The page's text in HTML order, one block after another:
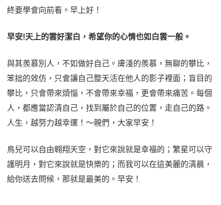
終要學會向前看。早上好！
早安!天上的雲好潔白，希望你的心情也如白雲一般。
與其羨慕別人，不如做好自己。膚淺的羨慕，無聊的攀比，
笨拙的效仿，只會讓自己整天活在他人的影子裡面；盲目的
攀比，只會帶來煩惱，不會帶來幸福，更會帶來痛苦。每個
人，都應當認清自己，找到屬於自己的位置，走自己的路。
人生，越努力越幸運！～親們，大家早安！
鳥兒可以自由翱翔天空，對它來說就是幸福的；繁星可以守
護明月，對它來說就是快樂的；而我可以在這美麗的清晨，
給你送去問候，那就是最美的。早安！